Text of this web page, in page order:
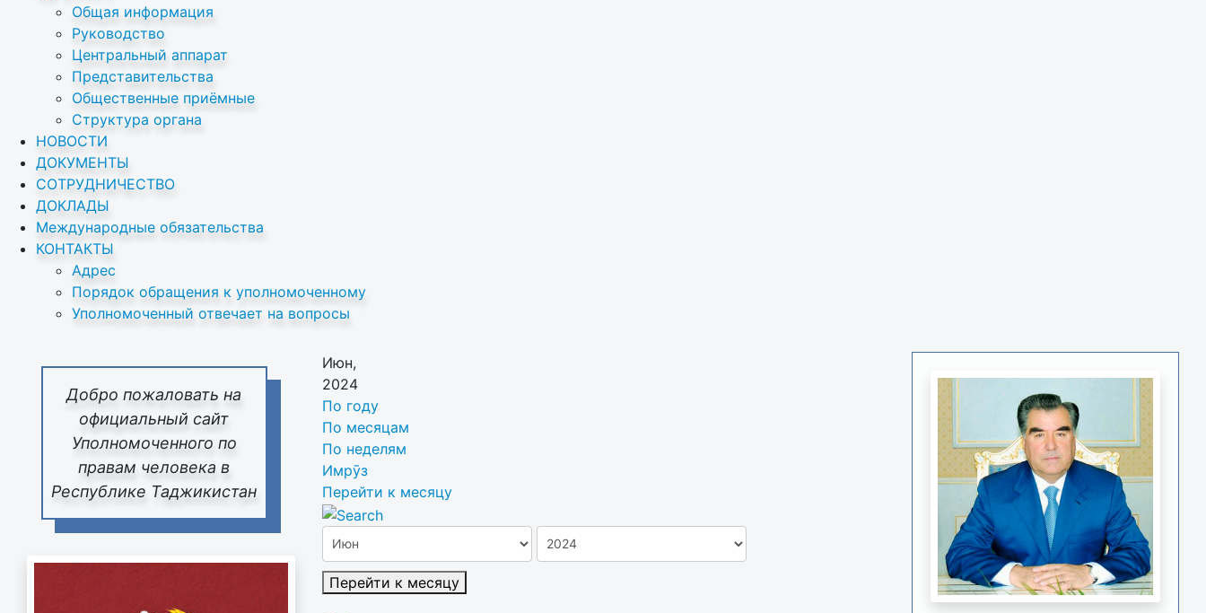
Общая информация
Руководство
Центральный аппарат
Представительства
Общественные приёмные
Структура органа
НОВОСТИ
ДОКУМЕНТЫ
СОТРУДНИЧЕСТВО
ДОКЛАДЫ
Международные обязательства
КОНТАКТЫ
Адрес
Порядок обращения к уполномоченному
Уполномоченный отвечает на вопросы
Добро пожаловать на
официальный сайт
Уполномоченного по
правам человека в
Республике Таджикистан
Июн,
2024
По году
По месяцам
По неделям
Имрӯз
Перейти к месяцу
Перейти к месяцу